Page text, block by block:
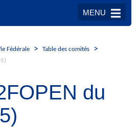
MENU
Fédérale > Table des comités >
du